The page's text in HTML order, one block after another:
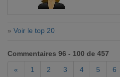
» Voir le top 20
Commentaires 96 - 100 de 457
«
1 2 3 4 5 6